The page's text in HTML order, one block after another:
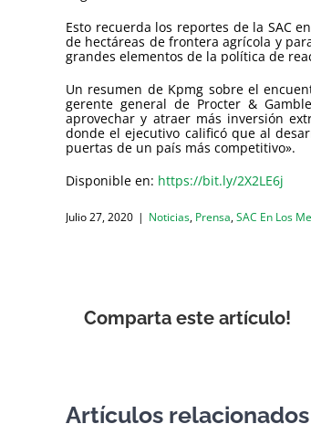
Esto recuerda los reportes de la SAC
de hectáreas de frontera agrícola y
grandes elementos de la política de
Un resumen de Kpmg sobre el
gerente general de Procter &
aprovechar y atraer más inversión
donde el ejecutivo calificó que al
puertas de un país más competitivo».
Disponible en: https://bit.ly/2X2LE6j
Julio 27, 2020 | Noticias, Prensa,SAC En Los
Comparta este artículo!
Artículos relacionados